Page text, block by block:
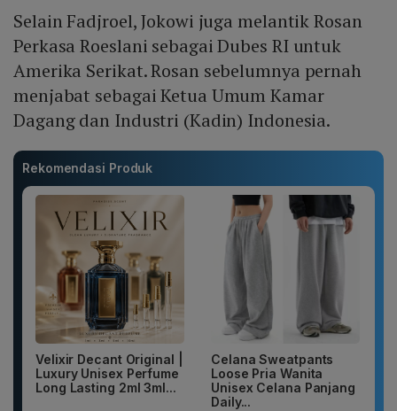
Selain Fadjroel, Jokowi juga melantik Rosan
Perkasa Roeslani sebagai Dubes RI untuk
Amerika Serikat. Rosan sebelumnya pernah
menjabat sebagai Ketua Umum Kamar
Dagang dan Industri (Kadin) Indonesia.
Rekomendasi Produk
Velixir Decant Original |
Luxury Unisex Perfume
Long Lasting 2ml 3ml...
Celana Sweatpants
Loose Pria Wanita
Unisex Celana Panjang
Daily...